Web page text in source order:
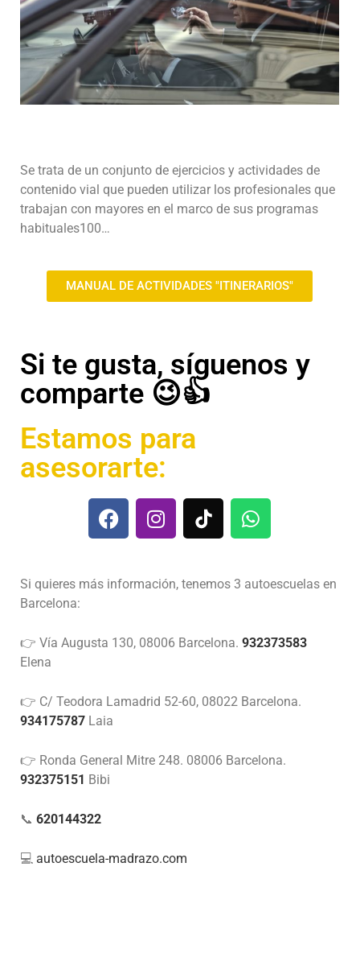
Se trata de un conjunto de ejercicios y actividades de
contenido vial que pueden utilizar los profesionales que
trabajan con mayores en el marco de sus programas
habituales100…
MANUAL DE ACTIVIDADES "ITINERARIOS"
Si te gusta, síguenos y
comparte 😉👍
Estamos para
asesorarte:
Si quieres más información, tenemos 3 autoescuelas en
Barcelona:
👉 Vía Augusta 130, 08006 Barcelona. 932373583
Elena
👉 C/ Teodora Lamadrid 52-60, 08022 Barcelona.
934175787 Laia
👉 Ronda General Mitre 248. 08006 Barcelona.
932375151 Bibi
📞 620144322
💻 autoescuela-madrazo.com